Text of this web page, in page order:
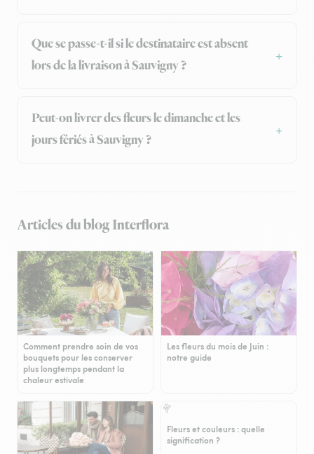
Que se passe-t-il si le destinataire est absent
lors de la livraison à Sauvigny ?
Peut-on livrer des fleurs le dimanche et les
jours fériés à Sauvigny ?
Articles du blog Interflora
Comment prendre soin de vos
bouquets pour les conserver
plus longtemps pendant la
chaleur estivale
Les fleurs du mois de Juin :
notre guide
Fleurs et couleurs : quelle
signification ?